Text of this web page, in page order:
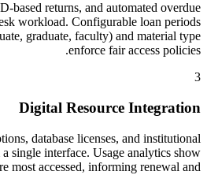
based returns, and automated overdue
workload. Configurable loan periods
graduate, faculty) and material type
enforce fair access policies.
3
Digital Resource Integration
database licenses, and institutional
single interface. Usage analytics show
most accessed, informing renewal and